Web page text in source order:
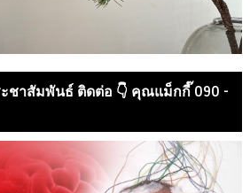
ชาสัมพันธ์ ติดต่อ 👇 คุณแม็กกี๊ 090 -